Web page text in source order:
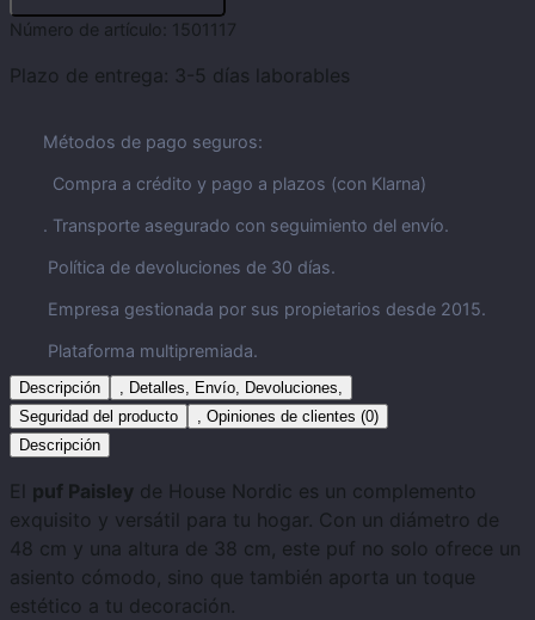
Número de artículo: 1501117
Plazo de entrega: 3-5 días laborables
Métodos de pago seguros:
Compra a crédito y pago a plazos (con Klarna)
. Transporte asegurado con seguimiento del envío.
Política de devoluciones de 30 días.
Empresa gestionada por sus propietarios desde 2015.
Plataforma multipremiada.
Descripción
, Detalles, Envío, Devoluciones,
Seguridad del producto
, Opiniones de clientes (0)
Descripción
El puf Paisley de House Nordic es un complemento
exquisito y versátil para tu hogar. Con un diámetro de
48 cm y una altura de 38 cm, este puf no solo ofrece un
asiento cómodo, sino que también aporta un toque
estético a tu decoración.